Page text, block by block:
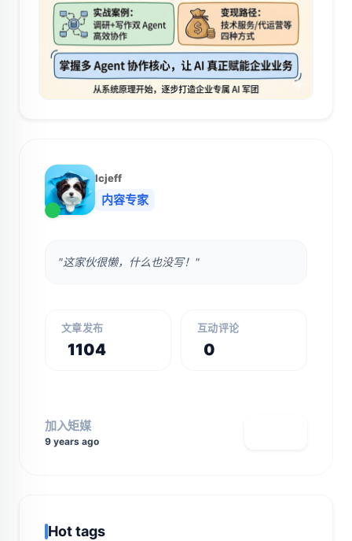
lcjeff
内容专家
"这家伙很懒，什么也没写！"
文章发布
1104
互动评论
0
加入矩媒
9 years ago
Hot tags